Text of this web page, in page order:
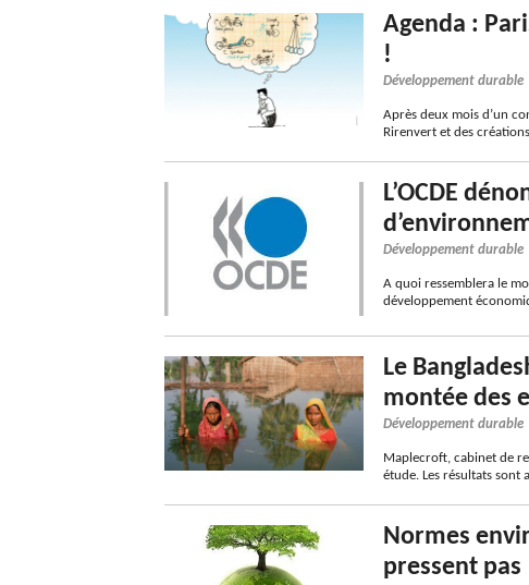
Agenda :
!
Développement durable
Après deux mois d’un
Rirenvert et des
L’OCDE
Développement durable
A quoi ressemblera le
développement
Le
montée des
Développement durable
Maplecroft, cabinet de
étude. Les résultats sont
Normes
pressent pas